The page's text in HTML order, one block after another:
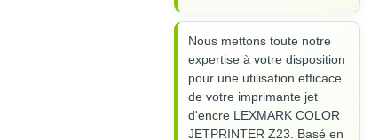
Nous mettons toute notre
expertise à votre disposition
pour une utilisation efficace
de votre imprimante jet
d'encre LEXMARK COLOR
JETPRINTER Z23. Basé en